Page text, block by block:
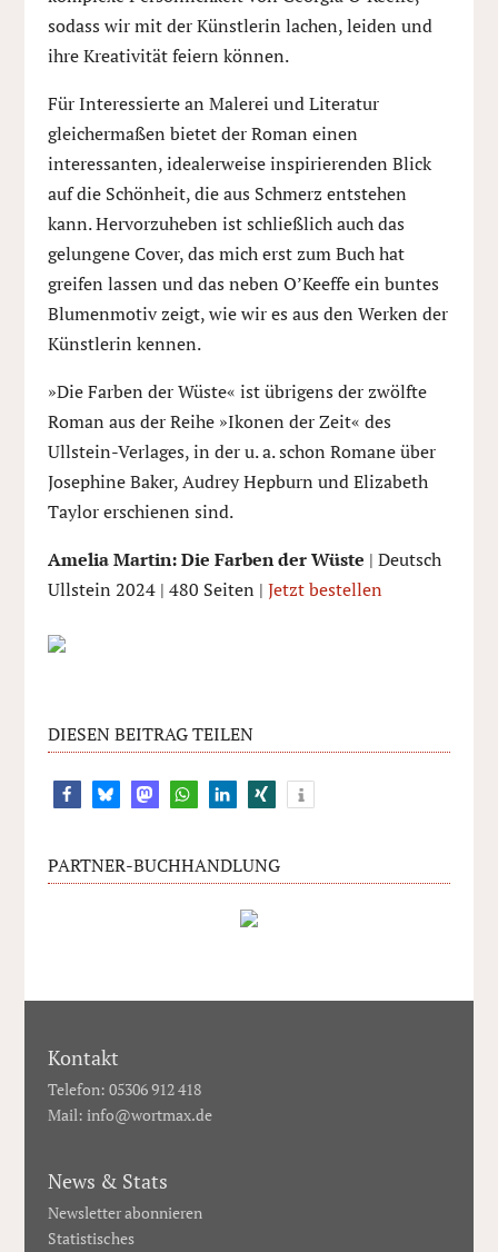
sodass wir mit der Künstlerin lachen, leiden und
ihre Kreativität feiern können.
Für Interessierte an Malerei und Literatur
gleichermaßen bietet der Roman einen
interessanten, idealerweise inspirierenden Blick
auf die Schönheit, die aus Schmerz entstehen
kann. Hervorzuheben ist schließlich auch das
gelungene Cover, das mich erst zum Buch hat
greifen lassen und das neben O’Keeffe ein buntes
Blumenmotiv zeigt, wie wir es aus den Werken der
Künstlerin kennen.
»Die Farben der Wüste« ist übrigens der zwölfte
Roman aus der Reihe »Ikonen der Zeit« des
Ullstein-Verlages, in der u. a. schon Romane über
Josephine Baker, Audrey Hepburn und Elizabeth
Taylor erschienen sind.
Amelia Martin: Die Farben der Wüste | Deutsch
Ullstein 2024 | 480 Seiten | Jetzt bestellen
DIESEN BEITRAG TEILEN
PARTNER-BUCHHANDLUNG
Kontakt
Telefon: 05306 912 418
Mail: info@wortmax.de
News & Stats
Newsletter abonnieren
Statistisches